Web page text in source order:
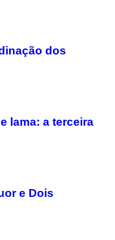
dos
lama: a terceira
e Dois